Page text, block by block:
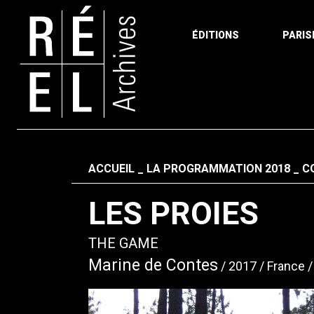
ÉDITIONS
Fil d'ariane
ACCUEIL LA PROGRAMMATION 2018
LES PROIES
THE GAME
Marine de Contes 2017 France